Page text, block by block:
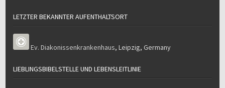
LETZTER BEKANNTER AUFENTHALTSORT
Ev. Diakonissenkrankenhaus,Leipzig,Germany
LIEBLINGSBIBELSTELLE UND LEBENSLEITLINIE